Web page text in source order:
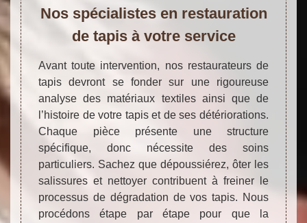
Nos spécialistes en restauration
de tapis à votre service
Avant toute intervention, nos restaurateurs de
tapis devront se fonder sur une rigoureuse
analyse des matériaux textiles ainsi que de
l’histoire de votre tapis et de ses détériorations.
Chaque pièce présente une structure
spécifique, donc nécessite des soins
particuliers. Sachez que dépoussiérez, ôter les
salissures et nettoyer contribuent à freiner le
processus de dégradation de vos tapis. Nous
procédons étape par étape pour que la